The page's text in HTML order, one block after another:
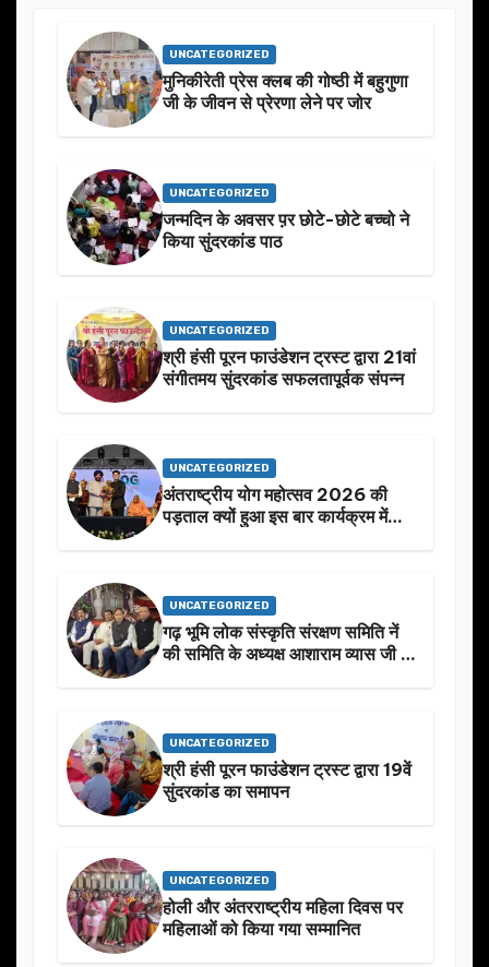
UNCATEGORIZED
मुनिकीरेती प्रेस क्लब की गोष्ठी में बहुगुणा
जी के जीवन से प्रेरणा लेने पर जोर
UNCATEGORIZED
जन्मदिन के अवसर प़र छोटे-छोटे बच्चो ने
किया सुंदरकांड पाठ
UNCATEGORIZED
श्री हंसी पूरन फाउंडेशन ट्रस्ट द्वारा 21वां
संगीतमय सुंदरकांड सफलतापूर्वक संपन्न
UNCATEGORIZED
अंतराष्ट्रीय योग महोत्सव 2026 की
पड़ताल क्यों हुआ इस बार कार्यक्रम में
UNCATEGORIZED
गढ़ भूमि लोक संस्कृति संरक्षण समिति नें
की समिति के अध्यक्ष आशाराम व्यास जी के
UNCATEGORIZED
श्री हंसी पूरन फाउंडेशन ट्रस्ट द्वारा 19वें
सुंदरकांड का समापन
UNCATEGORIZED
होली और अंतरराष्ट्रीय महिला दिवस पर
महिलाओं को किया गया सम्मानित